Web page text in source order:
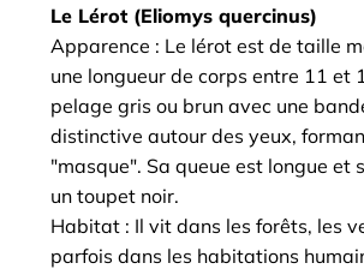
Le Lérot (Eliomys quercinus)
Apparence : Le lérot est de taille
une longueur de corps entre 11 et
pelage gris ou brun avec une
distinctive autour des yeux,
"masque". Sa queue est longue et
un toupet noir.
Habitat : Il vit dans les forêts, les
parfois dans les habitations